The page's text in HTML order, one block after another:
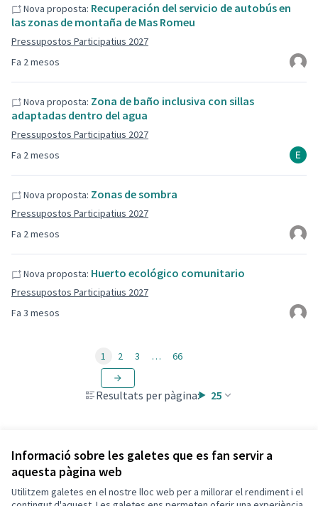
Informació sobre les galetes que es fan servir a
aquesta pàgina web
Utilitzem galetes en el nostre lloc web per a millorar el rendiment i el
Fa 2 mesos
Nova proposta: Recuperación del servicio de autobús en
las zonas de montaña de Mas Romeu
Pressupostos Participatius 2027
Fa 2 mesos
Nova proposta: Zona de baño inclusiva con sillas
adaptadas dentro del agua
Pressupostos Participatius 2027
Fa 2 mesos
Nova proposta: Zonas de sombra
Pressupostos Participatius 2027
Fa 3 mesos
Nova proposta: Huerto ecológico comunitario
Pressupostos Participatius 2027
Resultats per pàgina: 25
1 2 3 … 66
Termes i condicions d'ús